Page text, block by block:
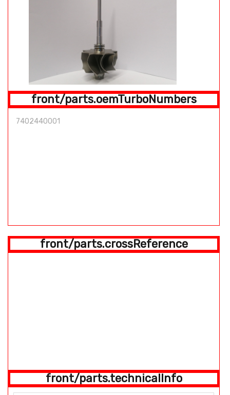
front/parts.oemTurboNumbers
7402440001
front/parts.crossReference
front/parts.technicalInfo